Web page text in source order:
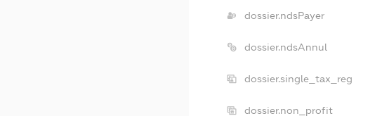
dossier.ndsPayer
dossier.ndsAnnul
dossier.single_tax_reg
dossier.non_profit